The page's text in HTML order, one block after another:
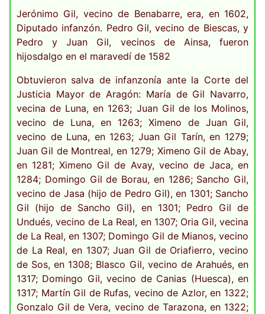
Jerónimo Gil, vecino de Benabarre, era, en 1602,
Diputado infanzón. Pedro Gil, vecino de Biescas, y
Pedro y Juan Gil, vecinos de Ainsa, fueron
hijosdalgo en el maravedí de 1582
Obtuvieron salva de infanzonía ante la Corte del
Justicia Mayor de Aragón: María de Gil Navarro,
vecina de Luna, en 1263; Juan Gil de los Molinos,
vecino de Luna, en 1263; Ximeno de Juan Gil,
vecino de Luna, en 1263; Juan Gil Tarín, en 1279;
Juan Gil de Montreal, en 1279; Ximeno Gil de Abay,
en 1281; Ximeno Gil de Avay, vecino de Jaca, en
1284; Domingo Gil de Borau, en 1286; Sancho Gil,
vecino de Jasa (hijo de Pedro Gil), en 1301; Sancho
Gil (hijo de Sancho Gil), en 1301; Pedro Gil de
Undués, vecino de La Real, en 1307; Oria Gil, vecina
de La Real, en 1307; Domingo Gil de Mianos, vecino
de La Real, en 1307; Juan Gil de Oriafierro, vecino
de Sos, en 1308; Blasco Gil, vecino de Arahués, en
1317; Domingo Gil, vecino de Canias (Huesca), en
1317; Martín Gil de Rufas, vecino de Azlor, en 1322;
Gonzalo Gil de Vera, vecino de Tarazona, en 1322;